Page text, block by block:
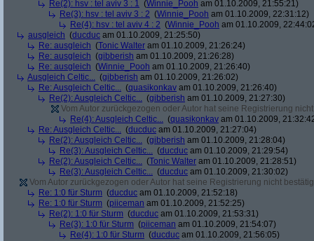
Re(2): hsv : tel aviv 3 : 1 (Winnie_Pooh am 01.10.2009, 21:55:21)
Re(3): hsv : tel aviv 3 : 2 (Winnie_Pooh am 01.10.2009, 22:31:12)
Re(4): hsv : tel aviv 4 : 2 (Winnie_Pooh am 01.10.2009,
ausgleich (ducduc am 01.10.2009, 21:25:50)
Re: ausgleich (Tonic Walter am 01.10.2009, 21:26:24)
Re: ausgleich (gibberish am 01.10.2009, 21:26:28)
Re: ausgleich (Winnie_Pooh am 01.10.2009, 21:26:40)
Ausgleich Celtic... (gibberish am 01.10.2009, 21:26:02)
Re: Ausgleich Celtic... (quasikonkav am 01.10.2009, 21:26:40)
Re(2): Ausgleich Celtic... (gibberish am 01.10.2009, 21:27:30)
Vom Autor zurückgezogen oder Autor hat seine Registrierung
Re(4): Ausgleich Celtic... (quasikonkav am 01.10.2009,
Re: Ausgleich Celtic... (ducduc am 01.10.2009, 21:27:04)
Re(2): Ausgleich Celtic... (gibberish am 01.10.2009, 21:28:04)
Re(3): Ausgleich Celtic... (ducduc am 01.10.2009, 21:29:54)
Re(2): Ausgleich Celtic... (Tonic Walter am 01.10.2009, 21:28:51)
Re(3): Ausgleich Celtic... (ducduc am 01.10.2009, 21:30:02)
Vom Autor zurückgezogen oder Autor hat seine Registrierung nicht
Re: 1:0 für Sturm (ducduc am 01.10.2009, 21:52:18)
Re: 1:0 für Sturm (piiceman am 01.10.2009, 21:52:25)
Re(2): 1:0 für Sturm (ducduc am 01.10.2009, 21:53:31)
Re(3): 1:0 für Sturm (piiceman am 01.10.2009, 21:54:07)
Re(4): 1:0 für Sturm (ducduc am 01.10.2009, 21:56:05)